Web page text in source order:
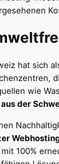
hat sich
wie
der
100%